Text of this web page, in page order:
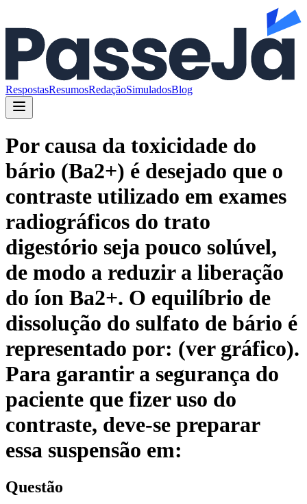
RespostasResumosRedaçãoSimuladosBlog
Por causa da toxicidade do
bário (Ba2+) é desejado que o
contraste utilizado em exames
radiográficos do trato
digestório seja pouco solúvel,
de modo a reduzir a liberação
do íon Ba2+. O equilíbrio de
dissolução do sulfato de bário é
representado por: (ver gráfico).
Para garantir a segurança do
paciente que fizer uso do
contraste, deve-se preparar
essa suspensão em:
Questão